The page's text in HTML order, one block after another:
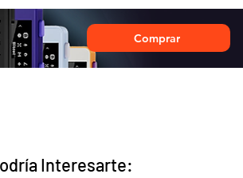
Comprar
Interesarte: